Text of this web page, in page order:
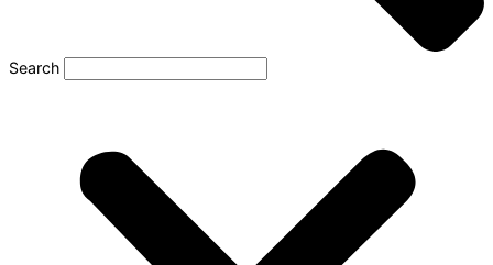
Search